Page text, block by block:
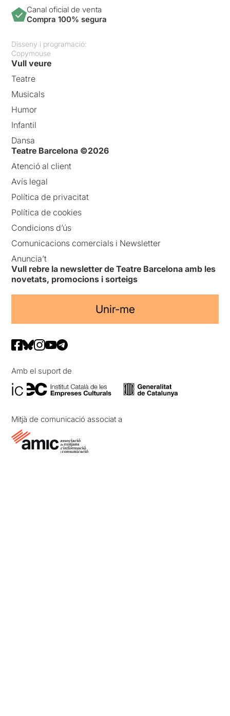
Canal oficial de venta
Compra 100% segura
Disseny i programació:
Copymouse
Vull veure
Teatre
Musicals
Humor
Infantil
Dansa
Teatre Barcelona ©2026
Atenció al client
Avís legal
Política de privacitat
Política de cookies
Condicions d’ús
Comunicacions comercials i Newsletter
Anuncia’t
Vull rebre la newsletter de Teatre Barcelona amb les
novetats, promocions i sorteigs
Unir-me
Amb el suport de
Mitjà de comunicació associat a